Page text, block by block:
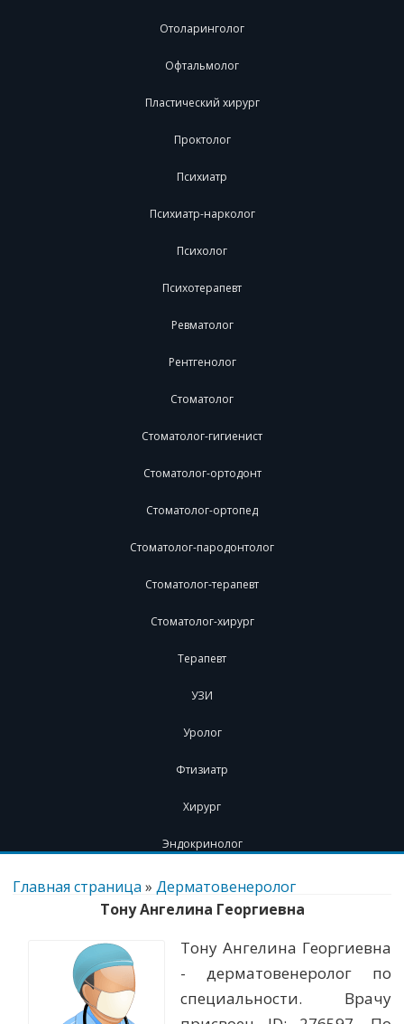
Отоларинголог
Офтальмолог
Пластический хирург
Проктолог
Психиатр
Психиатр-нарколог
Психолог
Психотерапевт
Ревматолог
Рентгенолог
Стоматолог
Стоматолог-гигиенист
Стоматолог-ортодонт
Стоматолог-ортопед
Стоматолог-пародонтолог
Стоматолог-терапевт
Стоматолог-хирург
Терапевт
УЗИ
Уролог
Фтизиатр
Хирург
Эндокринолог
Перейти
содержимому
Главная страница » Дерматовенеролог
Тону Ангелина Георгиевна
Тону Ангелина Георгиевна
- дерматовенеролог по
специальности. Врачу